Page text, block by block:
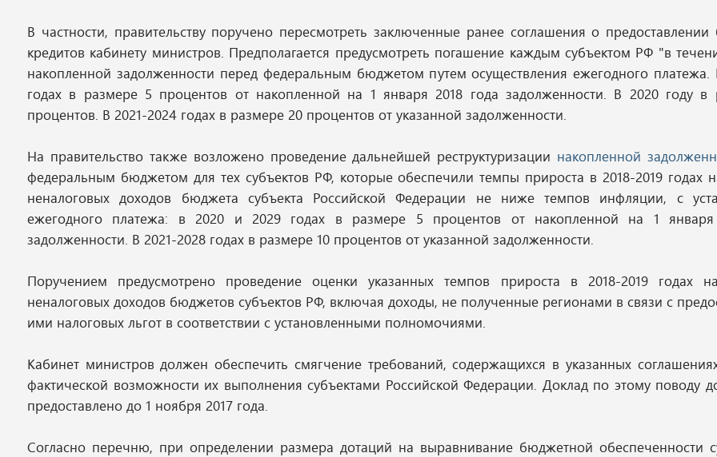
В частности, правительству поручено пересмотреть заключенные ранее соглашения о
кредитов кабинету министров. Предполагается предусмотреть погашение каждым субъектом РФ "в
накопленной задолженности перед федеральным бюджетом путем осуществления ежегодного платежа.
годах в размере 5 процентов от накопленной на 1 января 2018 года задолженности. В 2020 году в
процентов. В 2021-2024 годах в размере 20 процентов от указанной задолженности.
На правительство также возложено проведение дальнейшей реструктуризации накопленной
федеральным бюджетом для тех субъектов РФ, которые обеспечили темпы прироста в 2018-2019 годах
неналоговых доходов бюджета субъекта Российской Федерации не ниже темпов инфляции, с
ежегодного платежа: в 2020 и 2029 годах в размере 5 процентов от накопленной на 1 января
задолженности. В 2021-2028 годах в размере 10 процентов от указанной задолженности.
Поручением предусмотрено проведение оценки указанных темпов прироста в 2018-2019 годах
неналоговых доходов бюджетов субъектов РФ, включая доходы, не полученные регионами в связи с
ими налоговых льгот в соответствии с установленными полномочиями.
Кабинет министров должен обеспечить смягчение требований, содержащихся в указанных
фактической возможности их выполнения субъектами Российской Федерации. Доклад по этому поводу
предоставлено до 1 ноября 2017 года.
Согласно перечню, при определении размера дотаций на выравнивание бюджетной обеспеченности